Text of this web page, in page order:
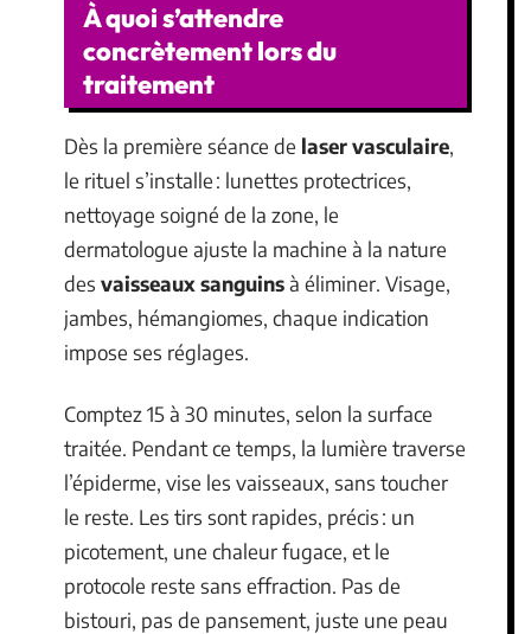
À quoi s’attendre
concrètement lors du
traitement
Dès la première séance de laser vasculaire,
le rituel s’installe : lunettes protectrices,
nettoyage soigné de la zone, le
dermatologue ajuste la machine à la nature
des vaisseaux sanguinsà éliminer. Visage,
jambes, hémangiomes, chaque indication
impose ses réglages.
Comptez 15 à 30 minutes, selon la surface
traitée. Pendant ce temps, la lumière traverse
l’épiderme, vise les vaisseaux, sans toucher
le reste. Les tirs sont rapides, précis : un
picotement, une chaleur fugace, et le
protocole reste sans effraction. Pas de
bistouri, pas de pansement, juste une peau